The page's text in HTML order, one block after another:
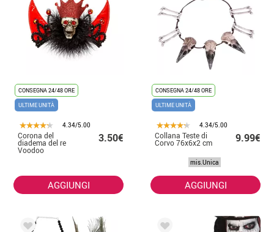
CONSEGNA 24/48 ORE
ULTIME UNITÀ
4.34/5.00
Corona del
diadema del re
Voodoo
3.50€
AGGIUNGI
CONSEGNA 24/48 ORE
ULTIME UNITÀ
4.34/5.00
Collana Teste di
Corvo 76x6x2 cm 9.99€
mis.Unica
AGGIUNGI